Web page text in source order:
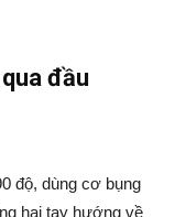
đầu
độ, dùng cơ bụng
hai tay hướng về